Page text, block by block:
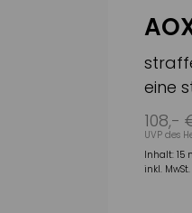
eine
108,-
UVP des
Inhalt:15
inkl.